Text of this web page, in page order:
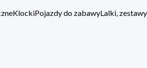
KlockiPojazdy do zabawyLalki,